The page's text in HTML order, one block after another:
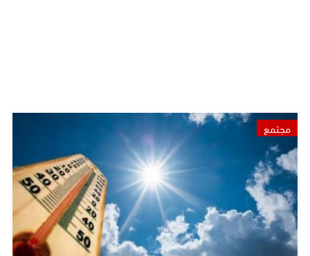
مجتمع